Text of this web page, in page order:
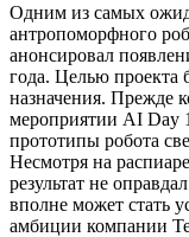
Одним из самых
антропоморфного
анонсировал
года. Целью проекта
назначения. Прежде
мероприятии AI Day
прототипы робота
Несмотря на
результат не
вполне может стать
амбиции компании